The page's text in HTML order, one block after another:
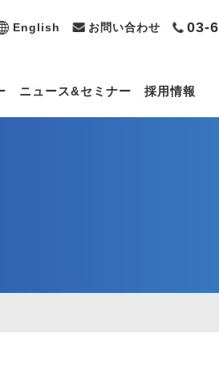
English お問い合わせ 03-
ニュース&セミナー 採用情報